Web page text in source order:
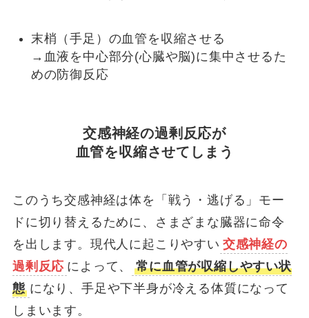
末梢（手足）の血管を収縮させる
→血液を中心部分(心臓や脳)に集中させるた
めの防御反応
交感神経の過剰反応が
血管を収縮させてしまう
このうち交感神経は体を「戦う・逃げる」モー
ドに切り替えるために、さまざまな臓器に命令
を出します。現代人に起こりやすい 交感神経の
過剰反応 によって、
常に血管が収縮しやすい状
態 になり、手足や下半身が冷える体質になって
しまいます。